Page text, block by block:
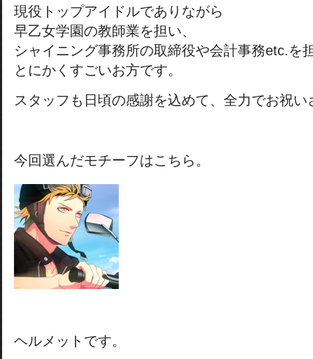
現役トップアイドルでありながら
早乙女学園の教師業を担い、
シャイニング事務所の取締役や会計事務etc.を
とにかくすごいお方です。
スタッフも日頃の感謝を込めて、全力でお祝
今回選んだモチーフはこちら。
ヘルメットです。